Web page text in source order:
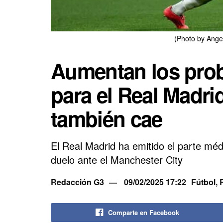
(Photo by
Aumentan los
para el Real
también cae
El Real Madrid ha emitido el parte
duelo ante el Manchester City
Redacción G3 09/02/2025 17:22 Fútbol,
Comparte en Facebook